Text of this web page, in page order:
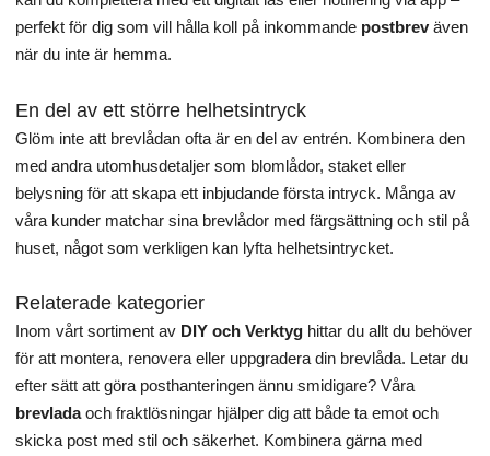
perfekt för dig som vill hålla koll på inkommande postbreväven
när du inte är hemma.
En del av ett större helhetsintryck
Glöm inte att brevlådan ofta är en del av entrén. Kombinera den
med andra utomhusdetaljer som blomlådor, staket eller
belysning för att skapa ett inbjudande första intryck. Många av
våra kunder matchar sina brevlådor med färgsättning och stil på
huset, något som verkligen kan lyfta helhetsintrycket.
Relaterade kategorier
Inom vårt sortiment av DIY och Verktyg hittar du allt du behöver
för att montera, renovera eller uppgradera din brevlåda. Letar du
efter sätt att göra posthanteringen ännu smidigare? Våra
brevladaoch fraktlösningar hjälper dig att både ta emot och
skicka post med stil och säkerhet. Kombinera gärna med